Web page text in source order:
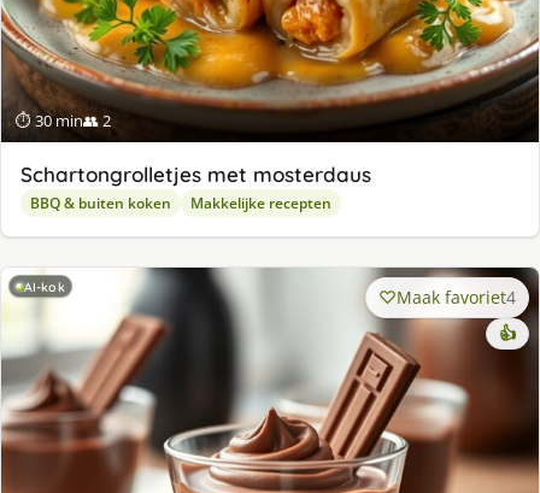
⏱ 30 min👥 2
Schartongrolletjes met mosterdaus
BBQ & buiten koken Makkelijke recepten
AI-kok Maak favoriet4
👍